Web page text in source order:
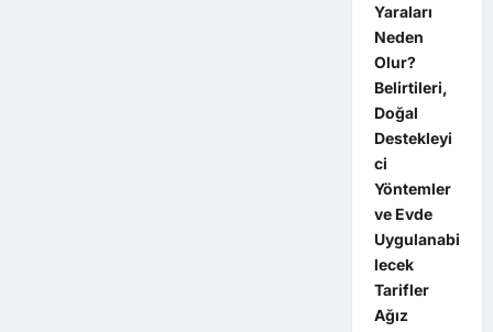
Yaraları
Neden
Olur?
Belirtileri,
Doğal
Destekleyi
ci
Yöntemler
ve Evde
Uygulanabi
lecek
Tarifler
Ağız